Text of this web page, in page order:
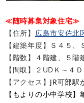
≪随時募集対象住宅≫
【住所】 広島市安佐北
【建築年度】Ｓ４５、
【階数】４階建、５階
【間取】２UDＫ～４Ｄ
【アクセス】 JR可部駅
【もよりの小中学校